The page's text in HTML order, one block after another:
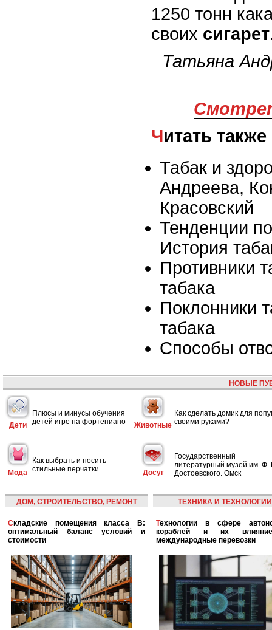
1250 тонн
своих сигарет
Татьяна
Читать также
Табак и
Андреева,
Красовский
Тенденции
История
Противники
табака
Поклонники
табака
Способы
НОВЫЕ
Дети
Плюсы и минусы обучения
детей игре на фортепиано
Животные
Как сделать домик для
своими руками?
Мода
Как выбрать и носить
стильные перчатки
Досуг
Государственный
литературный музей им. Ф.
Достоевского. Омск
ДОМ, СТРОИТЕЛЬСТВО, РЕМОНТ
Складские помещения класса B:
оптимальный баланс условий и
стоимости
ТЕХНИКА И ТЕХНОЛОГИИ
Технологии в сфере автономных
кораблей и их
международные перевозки